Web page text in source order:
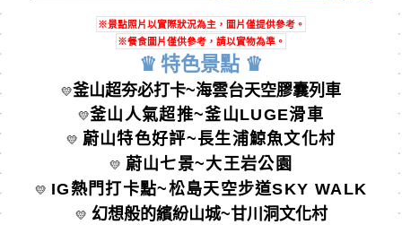
※景點照片以實際狀況為主，圖片僅提供參考。
※餐食圖片僅供參考，請以實物為準。
♛ 特⾊景點 ♛
💛釜山超夯必打卡~海雲台天空膠囊列車
💛釜山人氣超推~釜山LUGE滑車
💛 蔚山特色好評~長生浦鯨魚文化村
💛 蔚山七景~大王岩公園
💛 IG熱門打卡點~松島天空步道SKY WALK
💛 幻想般的繽紛山城~甘川洞文化村